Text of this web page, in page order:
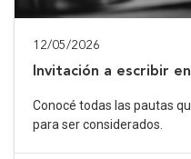
12/05/2026
Invitación a escribir
Conocé todas las pautas
para ser considerados.